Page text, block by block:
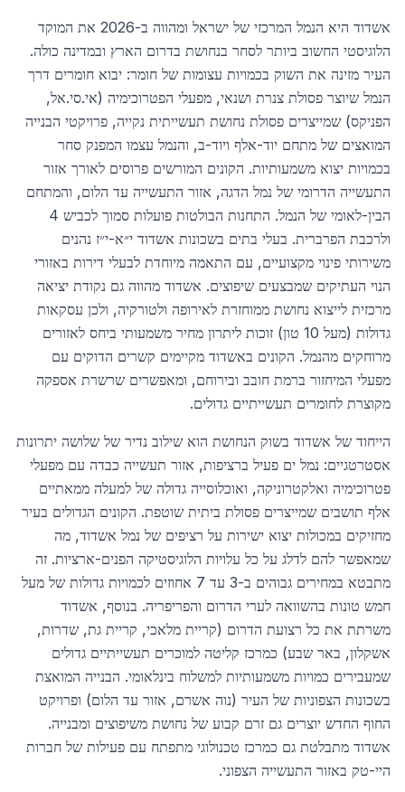
אשדוד היא הנמל המרכזי של ישראל ומהווה ב-2026 את המוקד
הלוגיסטי החשוב ביותר לסחר בנחושת בדרום הארץ ובמדינה כולה.
העיר מזינה את השוק בכמויות עצומות של חומר: יבוא חומרים דרך
הנמל שיוצר פסולת צנרת ושנאי, מפעלי הפטרוכימיה (אי.סי.אל,
הפניקס) שמייצרים פסולת נחושת תעשייתית נקייה, פרויקטי הבנייה
המואצים של מתחם יוד-אלף ויוד-ב, והנמל עצמו המפנק סחר
בכמויות יצוא משמעותיות. הקונים המורשים פרוסים לאורך אזור
התעשייה הדרומי של נמל הדגה, אזור התעשייה עד הלום, והמתחם
הבין-לאומי של הנמל. התחנות הבולטות פועלות סמוך לכביש 4
ולרכבת הפרברית. בעלי בתים בשכונות אשדוד י״א-י״ז נהנים
משירותי פינוי מקצועיים, עם התאמה מיוחדת לבעלי דירות באזורי
הנוי העתיקים שמבצעים שיפוצים. אשדוד מהווה גם נקודת יציאה
מרכזית לייצוא נחושת ממוחזרת לאירופה ולטורקיה, ולכן עסקאות
גדולות (מעל 10 טון) זוכות ליתרון מחיר משמעותי ביחס לאזורים
מרוחקים מהנמל. הקונים באשדוד מקיימים קשרים הדוקים עם
מפעלי המיחזור ברמת חובב ובירוחם, ומאפשרים שרשרת אספקה
מקוצרת לחומרים תעשייתיים גדולים.
הייחוד של אשדוד בשוק הנחושת הוא שילוב נדיר של שלושה יתרונות
אסטרטגיים: נמל ים פעיל ברציפות, אזור תעשייה כבדה עם מפעלי
פטרוכימיה ואלקטרוניקה, ואוכלוסייה גדולה של למעלה ממאתיים
אלף תושבים שמייצרים פסולת ביתית שוטפת. הקונים הגדולים בעיר
מחזיקים במכולות יצוא ישירות על רציפים של נמל אשדוד, מה
שמאפשר להם לדלג על כל עלויות הלוגיסטיקה הפנים-ארציות. זה
מתבטא במחירים גבוהים ב-3 עד 7 אחוזים לכמויות גדולות של מעל
חמש טונות בהשוואה לערי הדרום והפריפריה. בנוסף, אשדוד
משרתת את כל רצועת הדרום (קריית מלאכי, קריית גת, שדרות,
אשקלון, באר שבע) כמרכז קליטה למוכרים תעשייתיים גדולים
שמעבירים כמויות משמעותיות למשלוח בינלאומי. הבנייה המואצת
בשכונות הצפוניות של העיר (נוה אשרם, אזור עד הלום) ופרויקט
החוף החדש יוצרים גם זרם קבוע של נחושת משיפוצים ומבנייה.
אשדוד מתבלטת גם כמרכז טכנולוגי מתפתח עם פעילות של חברות
היי-טק באזור התעשייה הצפוני.